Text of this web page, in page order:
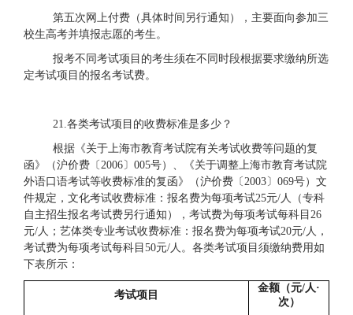
第五次网上付费（具体时间另行通知），主要面向参加三
校生高考并填报志愿的考生。
报考不同考试项目的考生须在不同时段根据要求缴纳所选
定考试项目的报名考试费。
21.各类考试项目的收费标准是多少？
根据《关于上海市教育考试院有关考试收费等问题的复
函》（沪价费〔 2006〕005号）、《关于调整上海市教育考试院
外语口语考试等收费标准的复函》（沪价费〔2003〕069号）文
件规定，文化考试收费标准：报名费为每项考试25元/人（专科
自主招生报名考试费另行通知），考试费为每项考试每科目26
元/人；艺体类专业考试收费标准：报名费为每项考试20元/人，
考试费为每项考试每科目50元/人。各类考试项目须缴纳费用如
下表所示：
考试项目
金额（元/人·
次）